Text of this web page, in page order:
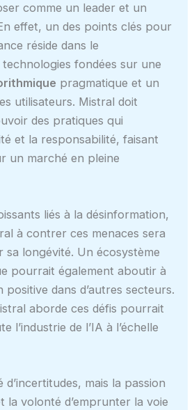
comme un leader et un
effet, un des points clés pour
réside dans le
fondées sur une
pragmatique et un
utilisateurs. Mistral doit
des pratiques qui
et la responsabilité, faisant
un marché en pleine
liés à la désinformation,
à contrer ces menaces sera
sa longévité. Un écosystème
pourrait également aboutir à
dans d’autres secteurs.
aborde ces défis pourrait
l’industrie de l’IA à l’échelle
d’incertitudes, mais la passion
la volonté d’emprunter la voie